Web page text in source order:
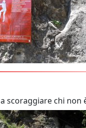
scoraggiare chi